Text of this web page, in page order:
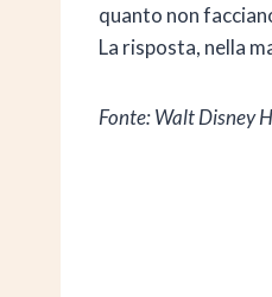
quanto non
La risposta, nella
Fonte: Walt Disney